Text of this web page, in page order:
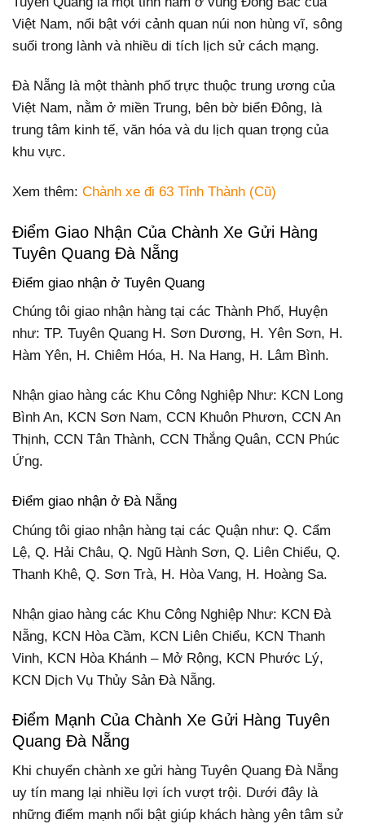
Việt Nam, nổi bật với cảnh quan núi non hùng vĩ, sông
suối trong lành và nhiều di tích lịch sử cách mạng.
Đà Nẵng là một thành phố trực thuộc trung ương của
Việt Nam, nằm ở miền Trung, bên bờ biển Đông, là
trung tâm kinh tế, văn hóa và du lịch quan trọng của
khu vực.
Xem thêm: Chành xe đi 63 Tỉnh Thành (Cũ)
Điểm Giao Nhận Của Chành Xe Gửi Hàng
Tuyên Quang Đà Nẵng
Điểm giao nhận ở Tuyên Quang
Chúng tôi giao nhận hàng tại các Thành Phố, Huyện
như: TP. Tuyên Quang H. Sơn Dương, H. Yên Sơn, H.
Hàm Yên, H. Chiêm Hóa, H. Na Hang, H. Lâm Bình.
Nhận giao hàng các Khu Công Nghiệp Như: KCN Long
Bình An, KCN Sơn Nam, CCN Khuôn Phươn, CCN An
Thịnh, CCN Tân Thành, CCN Thắng Quân, CCN Phúc
Ứng.
Điểm giao nhận ở Đà Nẵng
Chúng tôi giao nhận hàng tại các Quận như: Q. Cẩm
Lệ, Q. Hải Châu, Q. Ngũ Hành Sơn, Q. Liên Chiểu, Q.
Thanh Khê, Q. Sơn Trà, H. Hòa Vang, H. Hoàng Sa.
Nhận giao hàng các Khu Công Nghiệp Như: KCN Đà
Nẵng, KCN Hòa Cầm, KCN Liên Chiểu, KCN Thanh
Vinh, KCN Hòa Khánh – Mở Rộng, KCN Phước Lý,
KCN Dịch Vụ Thủy Sản Đà Nẵng.
Điểm Mạnh Của Chành Xe Gửi Hàng Tuyên
Quang Đà Nẵng
Khi chuyển chành xe gửi hàng Tuyên Quang Đà Nẵng
uy tín mang lại nhiều lợi ích vượt trội. Dưới đây là
những điểm mạnh nổi bật giúp khách hàng yên tâm sử